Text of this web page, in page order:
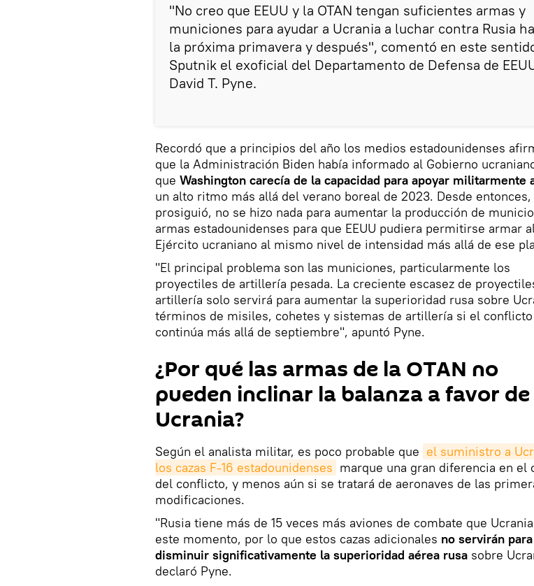
"No creo que EEUU y la OTAN tengan suficientes armas y
municiones para ayudar a Ucrania a luchar contra Rusia
la próxima primavera y después", comentó en este
Sputnik el exoficial del Departamento de Defensa de
David T. Pyne.
Recordó que a principios del año los medios estadounidenses
que la Administración Biden había informado al Gobierno
que Washington carecía de la capacidad para apoyar militarmente
un alto ritmo más allá del verano boreal de 2023. Desde entonces,
prosiguió, no se hizo nada para aumentar la producción de
armas estadounidenses para que EEUU pudiera permitirse armar
Ejército ucraniano al mismo nivel de intensidad más allá de ese
"El principal problema son las municiones, particularmente los
proyectiles de artillería pesada. La creciente escasez de
artillería solo servirá para aumentar la superioridad rusa sobre
términos de misiles, cohetes y sistemas de artillería si el conflicto
continúa más allá de septiembre", apuntó Pyne.
¿Por qué las armas de la OTAN no
pueden inclinar la balanza a favor de
Ucrania?
Según el analista militar, es poco probable que el suministro a
los cazas F-16 estadounidenses marque una gran diferencia en el
del conflicto, y menos aún si se tratará de aeronaves de las
modificaciones.
"Rusia tiene más de 15 veces más aviones de combate que
este momento, por lo que estos cazas adicionales no servirán para
disminuir significativamente la superioridad aérea rusa sobre
declaró Pyne.